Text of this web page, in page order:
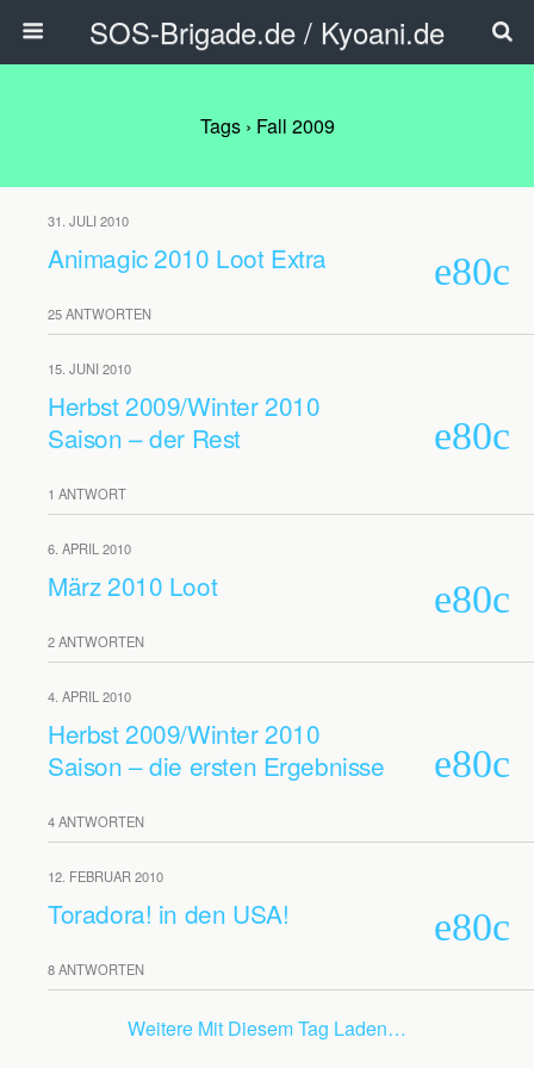
SOS-Brigade.de / Kyoani.de
Tags › Fall 2009
31. JULI 2010
Animagic 2010 Loot Extra
25 ANTWORTEN
15. JUNI 2010
Herbst 2009/Winter 2010
Saison – der Rest
1 ANTWORT
6. APRIL 2010
März 2010 Loot
2 ANTWORTEN
4. APRIL 2010
Herbst 2009/Winter 2010
Saison – die ersten Ergebnisse
4 ANTWORTEN
12. FEBRUAR 2010
Toradora! in den USA!
8 ANTWORTEN
Weitere Mit Diesem Tag Laden…